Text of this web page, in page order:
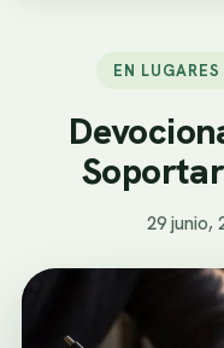
EN
29 junio,